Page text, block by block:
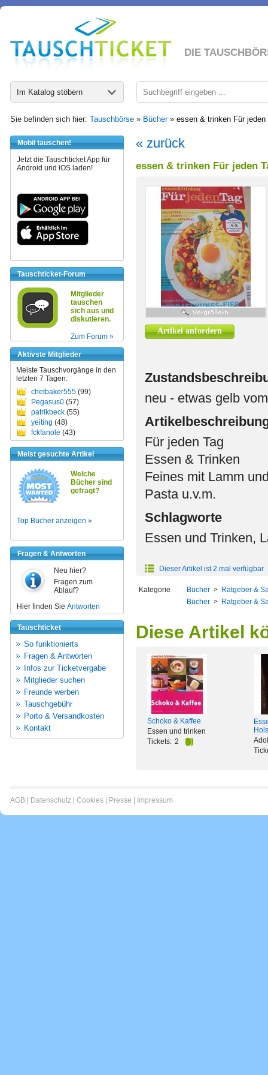
DIE
Im Katalog stöbern
Sie befinden sich hier: Tauschbörse » Bücher» essen & trinken Für jeden
Mobil tauschen!
Jetzt die Tauschticket App für
Android und iOS laden!
Tauschticket-Forum
Mitglieder
tauschen
sich aus und
diskutieren.
Zum Forum »
Aktivste Mitglieder
Meiste Tauschvorgänge in den
letzten 7 Tagen:
chetbaker555 (99)
Pegasus0 (57)
patrikbeck (55)
yeiting (48)
fckfanole (43)
Meist gesuchte Artikel
Welche
Bücher sind
gefragt?
Top Bücher anzeigen »
Fragen & Antworten
Neu hier?
Fragen zum
Ablauf?
Hier finden Sie Antworten
Tauschticket
So funktionierts
Fragen & Antworten
Infos zur Ticketvergabe
Mitglieder suchen
Freunde werben
Tauschgebühr
Porto & Versandkosten
Kontakt
« zurück
essen & trinken Für jeden
Artikel anfordern
neu - etwas gelb
Für jeden Tag
Essen & Trinken
Feines mit Lamm
Pasta u.v.m.
Schlagworte
Essen und Trinken,
Dieser Artikel ist 2 mal verfügbar
Kategorie Bücher > Ratgeber &
Bücher > Ratgeber &
Diese Artikel
Schoko & Kaffee
Essen und trinken
Tickets: 2
AGB Datenschutz Cookies Presse Impressum